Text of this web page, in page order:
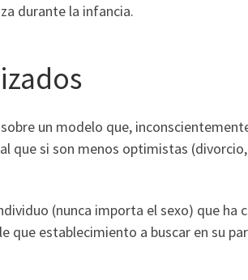
durante la infancia.
un modelo que,
que si son menos optimistas
(nunca importa el sexo) que ha
establecimiento a buscar en su